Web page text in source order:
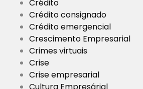
Crédito
Crédito consignado
Crédito emergencial
Crescimento Empresarial
Crimes virtuais
Crise
Crise empresarial